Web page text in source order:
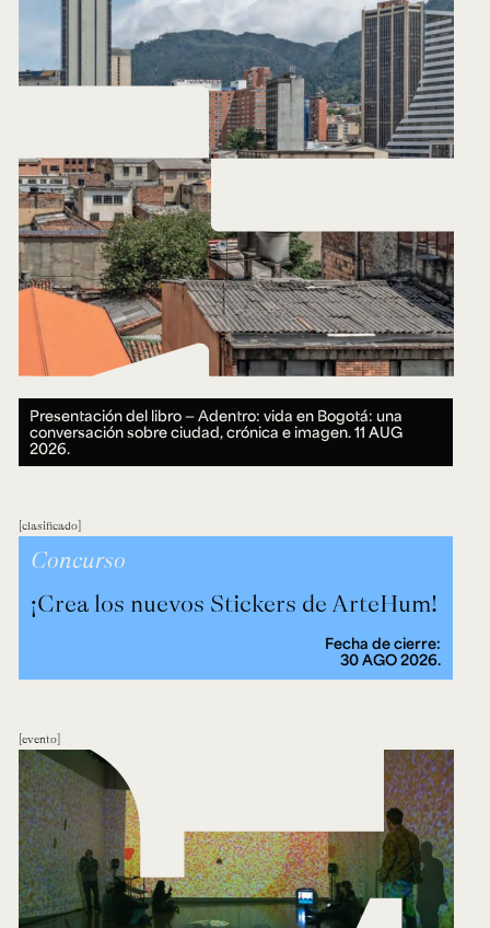
Presentación del libro — Adentro: vida en Bogotá: una
conversación sobre ciudad, crónica e imagen.11 AUG
2026.
clasificado
Concurso
¡Crea los nuevos Stickers de ArteHum!
Fecha de cierre:
30 AGO 2026.
evento